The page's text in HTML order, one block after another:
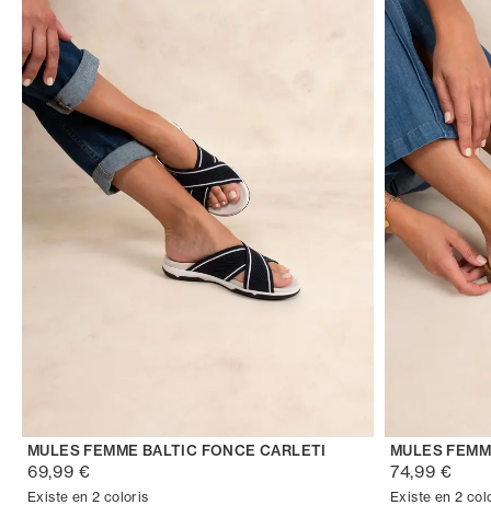
MULES FEMME BALTIC FONCE CARLETI
69,99 €
Existe en 2 coloris
MULES
74,99 €
Existe en 2